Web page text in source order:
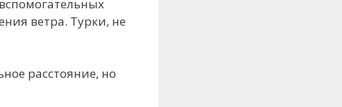
ветра. Турки, не
расстояние, но